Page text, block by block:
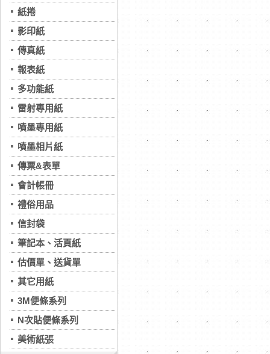
紙捲
影印紙
傳真紙
報表紙
多功能紙
雷射專用紙
噴墨專用紙
噴墨相片紙
傳票&表單
會計帳冊
禮俗用品
信封袋
筆記本、活頁紙
估價單、送貨單
其它用紙
3M便條系列
N次貼便條系列
美術紙張